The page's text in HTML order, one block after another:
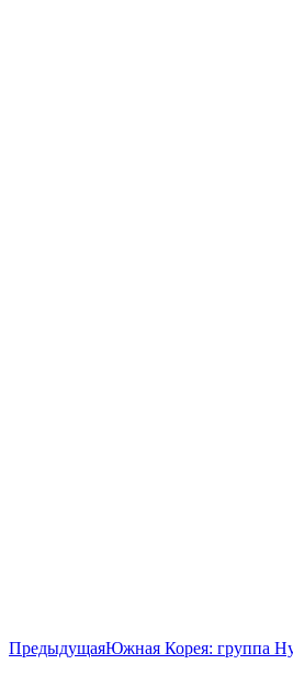
ПредыдущаяПредыдущая
Южная Корея: группа